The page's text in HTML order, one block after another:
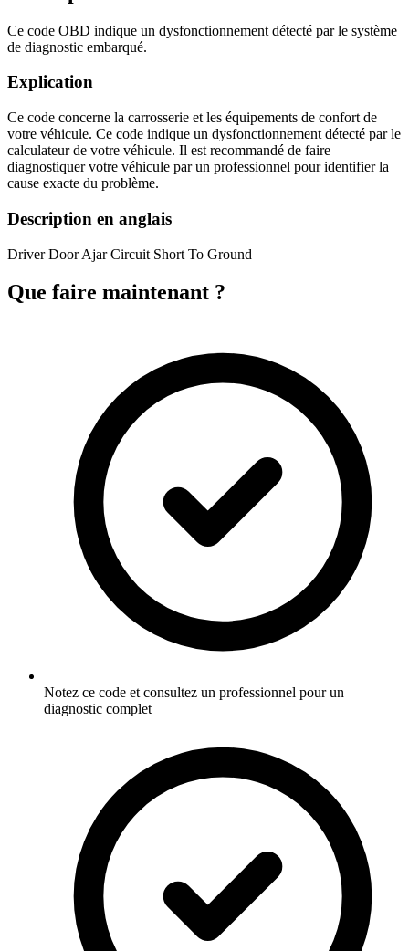
Ce code OBD indique un dysfonctionnement détecté par le système
de diagnostic embarqué.
Explication
Ce code concerne la carrosserie et les équipements de confort de
votre véhicule. Ce code indique un dysfonctionnement détecté par le
calculateur de votre véhicule. Il est recommandé de faire
diagnostiquer votre véhicule par un professionnel pour identifier la
cause exacte du problème.
Description en anglais
Driver Door Ajar Circuit Short To Ground
Que faire maintenant ?
Notez ce code et consultez un professionnel pour un
diagnostic complet